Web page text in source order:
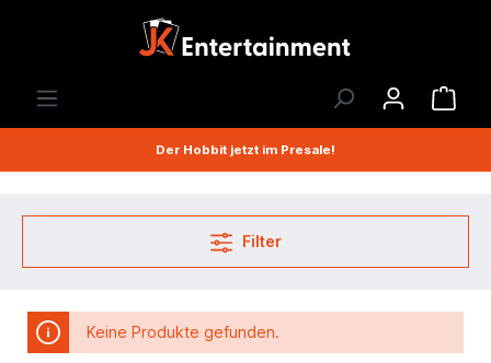
Der Hobbit jetzt im Presale!
Filter
Keine Produkte gefunden.